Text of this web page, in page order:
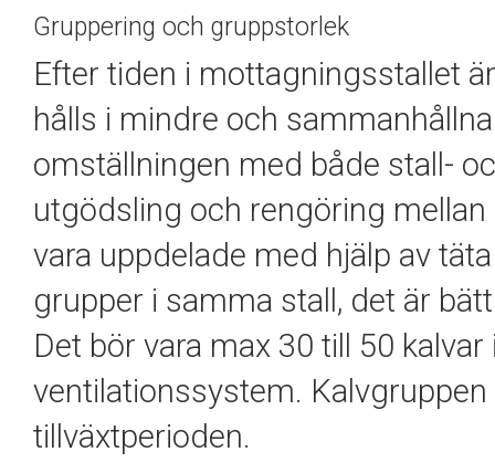
Gruppering och gruppstorlek
Efter tiden i mottagningsstallet
hålls i mindre och
omställningen med både stall-
utgödsling och rengöring
vara uppdelade med hjälp av
grupper i samma stall, det är
Det bör vara max 30 till 50
ventilationssystem.
tillväxtperioden.